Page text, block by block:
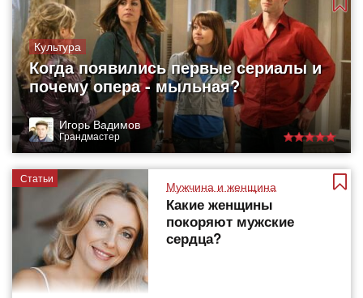
Культура
Когда появились первые сериалы и
почему опера - мыльная?
Игорь Вадимов
Грандмастер
Статьи
Мужчина и женщина
Какие женщины
покоряют мужские
сердца?